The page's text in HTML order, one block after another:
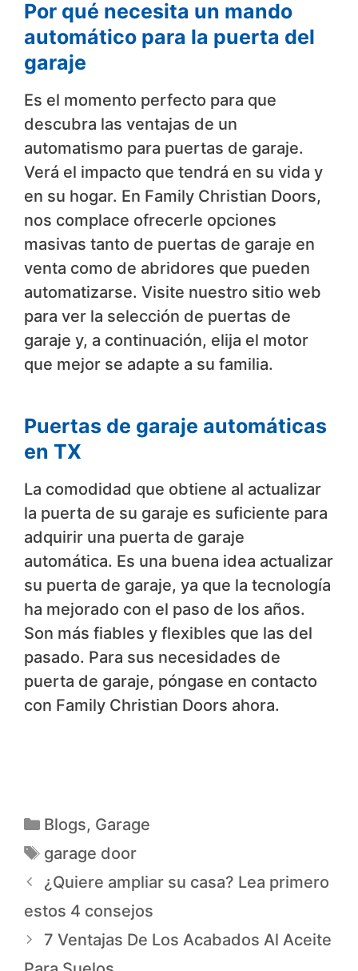
Por qué necesita un mando
automático para la puerta del
garaje
Es el momento perfecto para que
descubra las ventajas de un
automatismo para puertas de garaje.
Verá el impacto que tendrá en su vida y
en su hogar. En Family Christian Doors,
nos complace ofrecerle opciones
masivas tanto de puertas de garaje en
venta como de abridores que pueden
automatizarse. Visite nuestro sitio web
para ver la selección de puertas de
garaje y, a continuación, elija el motor
que mejor se adapte a su familia.
Puertas de garaje automáticas
en TX
La comodidad que obtiene al actualizar
la puerta de su garaje es suficiente para
adquirir una puerta de garaje
automática. Es una buena idea actualizar
su puerta de garaje, ya que la tecnología
ha mejorado con el paso de los años.
Son más fiables y flexibles que las del
pasado. Para sus necesidades de
puerta de garaje, póngase en contacto
con Family Christian Doors ahora.
Blogs, Garage
garage door
¿Quiere ampliar su casa? Lea primero
estos 4 consejos
7 Ventajas De Los Acabados Al Aceite